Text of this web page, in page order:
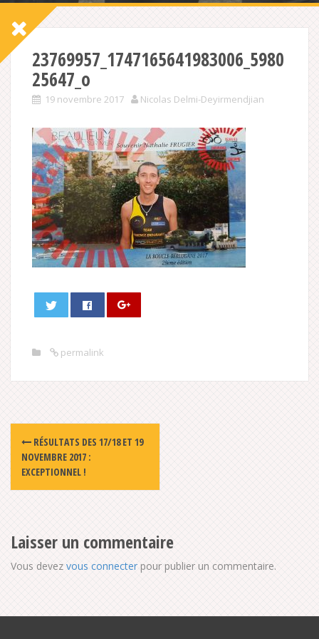
23769957_1747165641983006_5980
25647_o
19 novembre 2017 Nicolas Delmi-Deyirmendjian
permalink
Post
navigation
RÉSULTATS DES 17/18 ET 19
NOVEMBRE 2017 :
EXCEPTIONNEL !
Laisser un commentaire
Vous devez vous connecter pour publier un commentaire.